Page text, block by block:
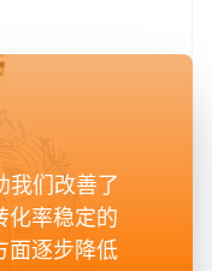
我们改善了
化率稳定的
面逐步降低